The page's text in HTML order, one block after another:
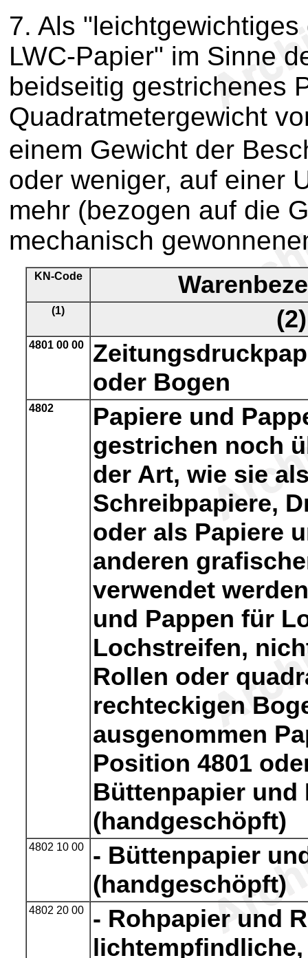
7. Als
LWC-Papier" im Sinne
beidseitig gestrichenes
Quadratmetergewicht
einem Gewicht der
oder weniger, auf einer
mehr (bezogen auf die
mechanisch
KN-Code
(1) (2)
4801 00 00
oder Bogen
4802
Papiere und
gestrichen noch
der Art, wie sie
Schreibpapiere,
oder als Papiere
anderen
verwendet
und Pappen für
Lochstreifen,
Rollen oder
rechteckigen
ausgenommen
Position 4801
Büttenpapier und
(handgeschöpft)
4802 10 00
- Büttenpapier
(handgeschöpft)
4802 20 00
- Rohpapier und
lichtempfindliche,